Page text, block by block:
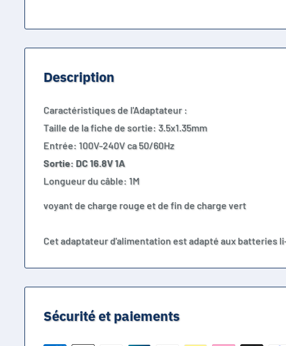
Description
Caractéristiques de l'Adaptateur :
Taille de la fiche de sortie: 3.5x1.35mm
Entrée: 100V-240V ca 50/60Hz
Sortie: DC 16.8V 1A
Longueur du câble: 1M
voyant de charge rouge et de fin de charge vert
Cet adaptateur d'alimentation est adapté aux batteries
Sécurité et paiements